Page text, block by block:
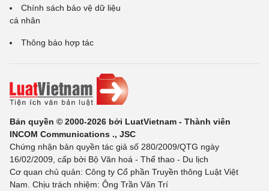
Chính sách bảo vệ dữ liệu
cá nhân
Thông báo hợp tác
Bản quyền © 2000-2026 bởi LuatVietnam - Thành viên
INCOM Communications ., JSC
Chứng nhận bản quyền tác giả số 280/2009/QTG ngày
16/02/2009, cấp bởi Bộ Văn hoá - Thể thao - Du lịch
Cơ quan chủ quản: Công ty Cổ phần Truyền thông Luật Việt
Nam. Chịu trách nhiệm: Ông Trần Văn Trí